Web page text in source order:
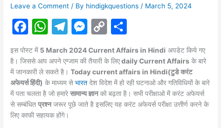
Leave a Comment / By hindigkquestions / March 5, 2024
F
a
c
e
b
o
o
W
at
s
A
p
p
T
e
gr
a
m
M
s
s
e
n
C
p
y
Li
n
ar
e
इस पोस्ट में 5 March 2024 Current Affairs in Hindi अपडेट किये गए
है। जिससे आप अपने एग्जाम की तैयारी के लिएdaily Current Affairs के बारे
में जानकारी ले सकते है।Today current affairs in Hindi(टुडे करंट
अफेयर्स हिंदी) के माध्यम सेभारत देश विदेश में हो रही घटनाओ और गतिविधियों के बारे
में पता चलता है जो हमारेसामान्य ज्ञानको बढ़ता है। सभी परीक्षाओ में करंटअफेयर्स
से सम्बंधितप्रश्नजरूर पूछे जाते है इसलिए यह करंट अफेयर्स परीक्षा उत्तीर्ण करने के
लिए काफी सहायक होंगे।